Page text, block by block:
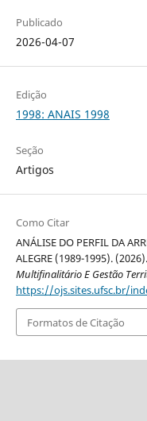
Publicado
2026-04-07
Edição
1998: ANAIS 1998
Seção
Artigos
Como Citar
ANÁLISE DO PERFIL DA
ALEGRE (1989-1995). (2026).
Multifinalitário E Gestão
https://ojs.sites.ufsc.br/
Formatos de Citação